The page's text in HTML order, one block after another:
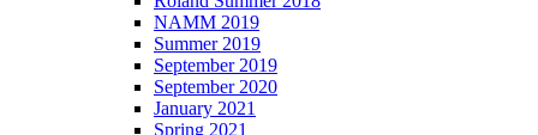
NAMM 2019
Summer 2019
September 2019
September 2020
January 2021
Spring 2021